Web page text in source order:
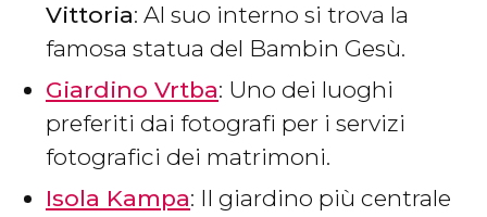
Vittoria: Al suo interno si trova la
famosa statua del Bambin Gesù.
Giardino Vrtba: Uno dei luoghi
preferiti dai fotografi per i servizi
fotografici dei matrimoni.
Isola Kampa: Il giardino più centrale